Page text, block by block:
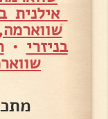
אילנית
בניזרי •